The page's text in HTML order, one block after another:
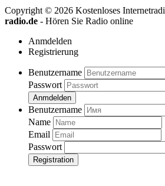
Copyright © 2026 Kostenloses
radio.de - Hören Sie Radio online
Anmdelden
Registrierung
Benutzername
Passwort
Anmdelden
Benutzername
Name
Email
Passwort
Registration